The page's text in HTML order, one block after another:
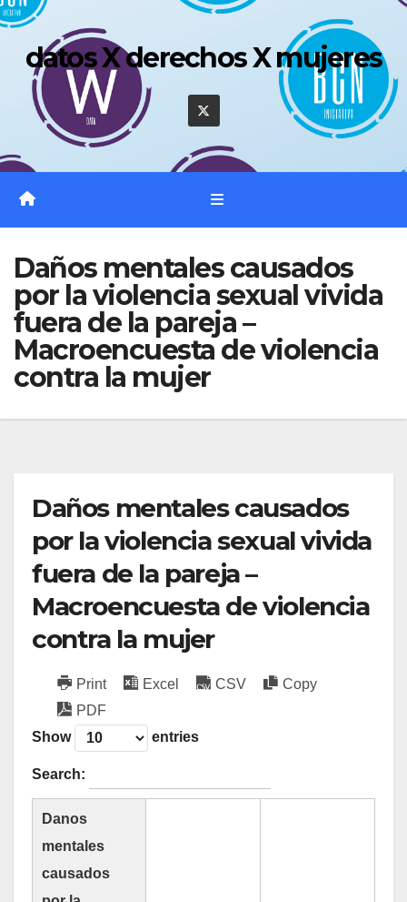
Saltar
contenido
datos X derechos X mujeres
Daños mentales causados
por la violencia sexual vivida
fuera de la pareja –
Macroencuesta de violencia
contra la mujer
Daños mentales causados
por la violencia sexual vivida
fuera de la pareja –
Macroencuesta de violencia
contra la mujer
Print Excel CSV
Copy
PDF
Show
entries
Search:
Danos
mentales
causados